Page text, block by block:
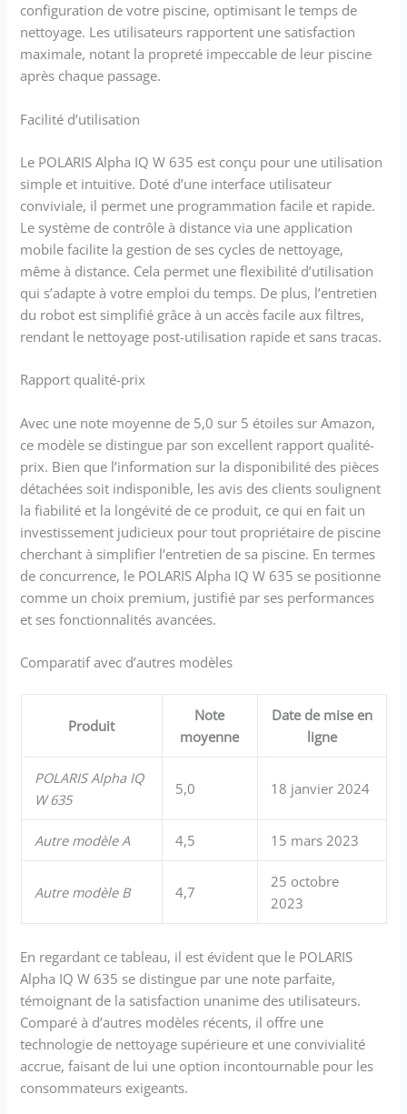
configuration de votre piscine, optimisant le temps de
nettoyage. Les utilisateurs rapportent une satisfaction
maximale, notant la propreté impeccable de leur piscine
après chaque passage.
Facilité d’utilisation
Le POLARIS Alpha IQ W 635 est conçu pour une utilisation
simple et intuitive. Doté d’une interface utilisateur
conviviale, il permet une programmation facile et rapide.
Le système de contrôle à distance via une application
mobile facilite la gestion de ses cycles de nettoyage,
même à distance. Cela permet une flexibilité d’utilisation
qui s’adapte à votre emploi du temps. De plus, l’entretien
du robot est simplifié grâce à un accès facile aux filtres,
rendant le nettoyage post-utilisation rapide et sans tracas.
Rapport qualité-prix
Avec une note moyenne de 5,0 sur 5 étoiles sur Amazon,
ce modèle se distingue par son excellent rapport qualité-
prix. Bien que l’information sur la disponibilité des pièces
détachées soit indisponible, les avis des clients soulignent
la fiabilité et la longévité de ce produit, ce qui en fait un
investissement judicieux pour tout propriétaire de piscine
cherchant à simplifier l’entretien de sa piscine. En termes
de concurrence, le POLARIS Alpha IQ W 635 se positionne
comme un choix premium, justifié par ses performances
et ses fonctionnalités avancées.
Comparatif avec d’autres modèles
Produit
Note
moyenne
Date de mise en
ligne
POLARIS Alpha IQ
W 635
5,0 18 janvier 2024
Autre modèle A 4,5 15 mars 2023
Autre modèle B 4,7
25 octobre
2023
En regardant ce tableau, il est évident que le POLARIS
Alpha IQ W 635 se distingue par une note parfaite,
témoignant de la satisfaction unanime des utilisateurs.
Comparé à d’autres modèles récents, il offre une
technologie de nettoyage supérieure et une convivialité
accrue, faisant de lui une option incontournable pour les
consommateurs exigeants.